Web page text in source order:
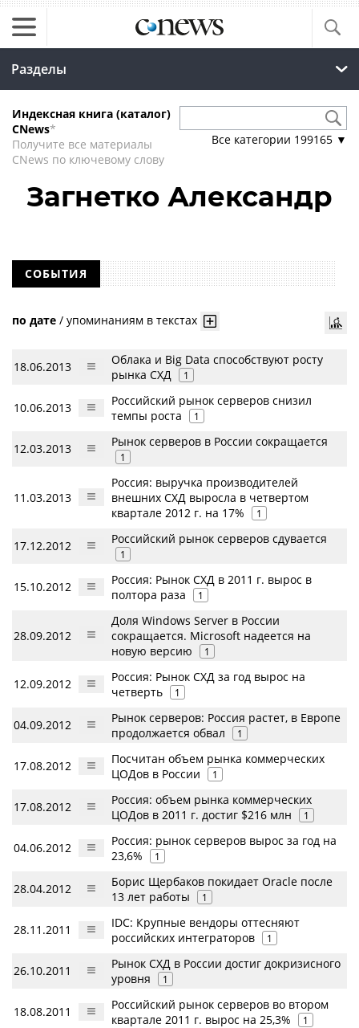
Разделы
Индексная книга (каталог)
CNews*
Получите все материалы
CNews по ключевому слову
Все категории 199165 ▼
Загнетко Александр
СОБЫТИЯ
по дате / упоминаниям в текстах
18.06.2013
Облака и Big Data способствуют росту
рынка СХД
1
10.06.2013
Российский рынок серверов снизил
темпы роста
1
12.03.2013 Рынок серверов в России сокращается
1
11.03.2013
Россия: выручка производителей
внешних СХД выросла в четвертом
квартале 2012 г. на 17%
1
17.12.2012 Российский рынок серверов сдувается
1
15.10.2012
Россия: Рынок СХД в 2011 г. вырос в
полтора раза
1
28.09.2012
Доля Windows Server в России
сокращается. Microsoft надеется на
новую версию
1
12.09.2012
Россия: Рынок СХД за год вырос на
четверть
1
04.09.2012
Рынок серверов: Россия растет, в Европе
продолжается обвал
1
17.08.2012
Посчитан объем рынка коммерческих
ЦОДов в России
1
17.08.2012
Россия: объем рынка коммерческих
ЦОДов в 2011 г. достиг $216 млн
1
04.06.2012
Россия: рынок серверов вырос за год на
23,6%
1
28.04.2012
Борис Щербаков покидает Oracle после
13 лет работы
1
28.11.2011
IDC: Крупные вендоры оттесняют
российских интеграторов
1
26.10.2011
Рынок СХД в России достиг докризисного
уровня
1
18.08.2011
Российский рынок серверов во втором
квартале 2011 г. вырос на 25,3%
1